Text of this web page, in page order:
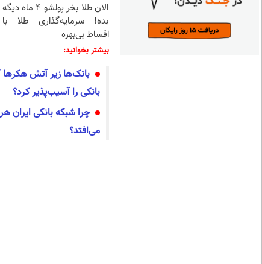
الان طلا بخر پولشو 4 ماه دیگه
بده! سرمایه‌گذاری طلا با
اقساط بی‌بهره
بیشتر بخوانید:
بانک‌ها زیر آتش
بانکی را آسیب‌پذیر کرد؟
چرا شبکه بانکی ایران
می‌افتد؟